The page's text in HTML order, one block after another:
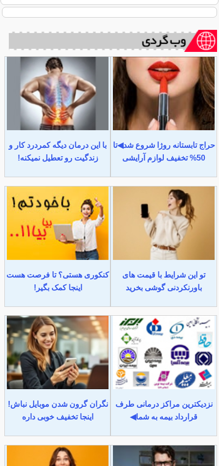
حراج تابستانه روژا شروع شد◀تا
50% تخفیف لوازم آرایشی
با این درمان دیگه کمردرد کار و
زندگیت رو تعطیل نمیکنه!
تو این شرایط با قیمت های
باورنکردنی گوشی بخرید
کنکوری هستی؟ تا فرصت هست
اینجا کمک بگیر!
نزدیکترین مراکز درمانی طرف
قرارداد بیمه به شما◀
نگران گرون شدن موبایل نباش!
اینجا تخفیف خوبی داره